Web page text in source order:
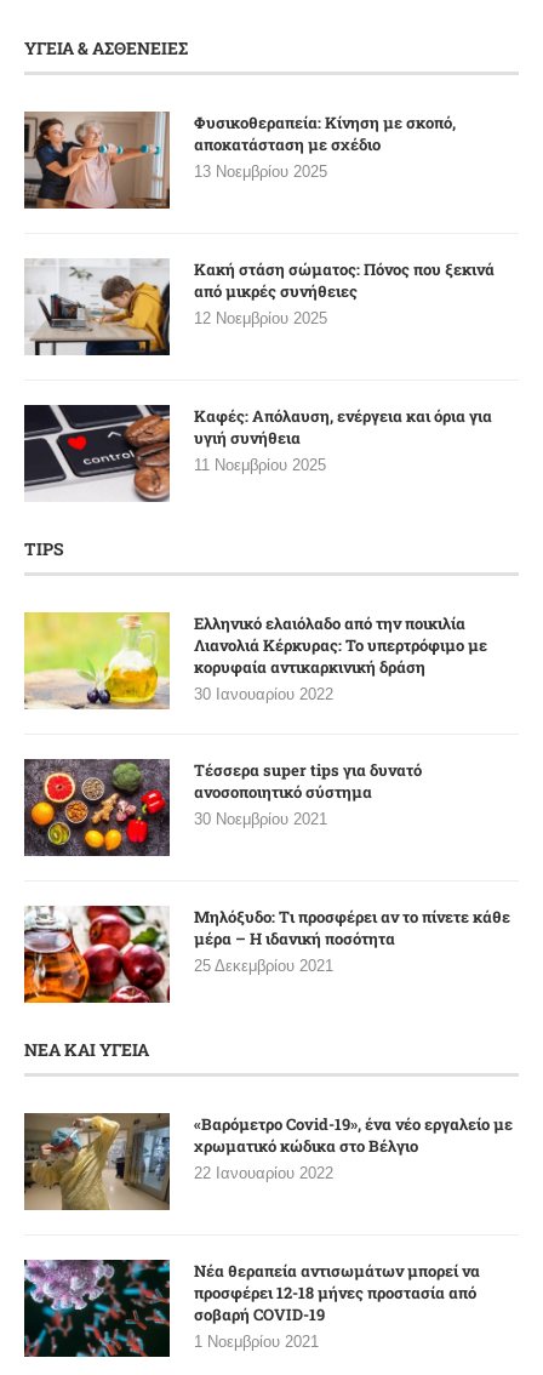
ΥΓΕΙΑ & ΑΣΘΕΝΕΙΕΣ
Φυσικοθεραπεία: Κίνηση με σκοπό,
αποκατάσταση με σχέδιο
13 Νοεμβρίου 2025
Κακή στάση σώματος: Πόνος που ξεκινά
από μικρές συνήθειες
12 Νοεμβρίου 2025
Καφές: Απόλαυση, ενέργεια και όρια για
υγιή συνήθεια
11 Νοεμβρίου 2025
TIPS
Ελληνικό ελαιόλαδο από την ποικιλία
Λιανολιά Κέρκυρας: Το υπερτρόφιμο με
κορυφαία αντικαρκινική δράση
30 Ιανουαρίου 2022
Τέσσερα super tips για δυνατό
ανοσοποιητικό σύστημα
30 Νοεμβρίου 2021
Μηλόξυδο: Tι προσφέρει αν το πίνετε κάθε
μέρα – Η ιδανική ποσότητα
25 Δεκεμβρίου 2021
ΝΕΑ ΚΑΙ ΥΓΕΙΑ
«Βαρόμετρο Covid-19», ένα νέο εργαλείο με
χρωματικό κώδικα στο Βέλγιο
22 Ιανουαρίου 2022
Νέα θεραπεία αντισωμάτων μπορεί να
προσφέρει 12-18 μήνες προστασία από
σοβαρή COVID-19
1 Νοεμβρίου 2021